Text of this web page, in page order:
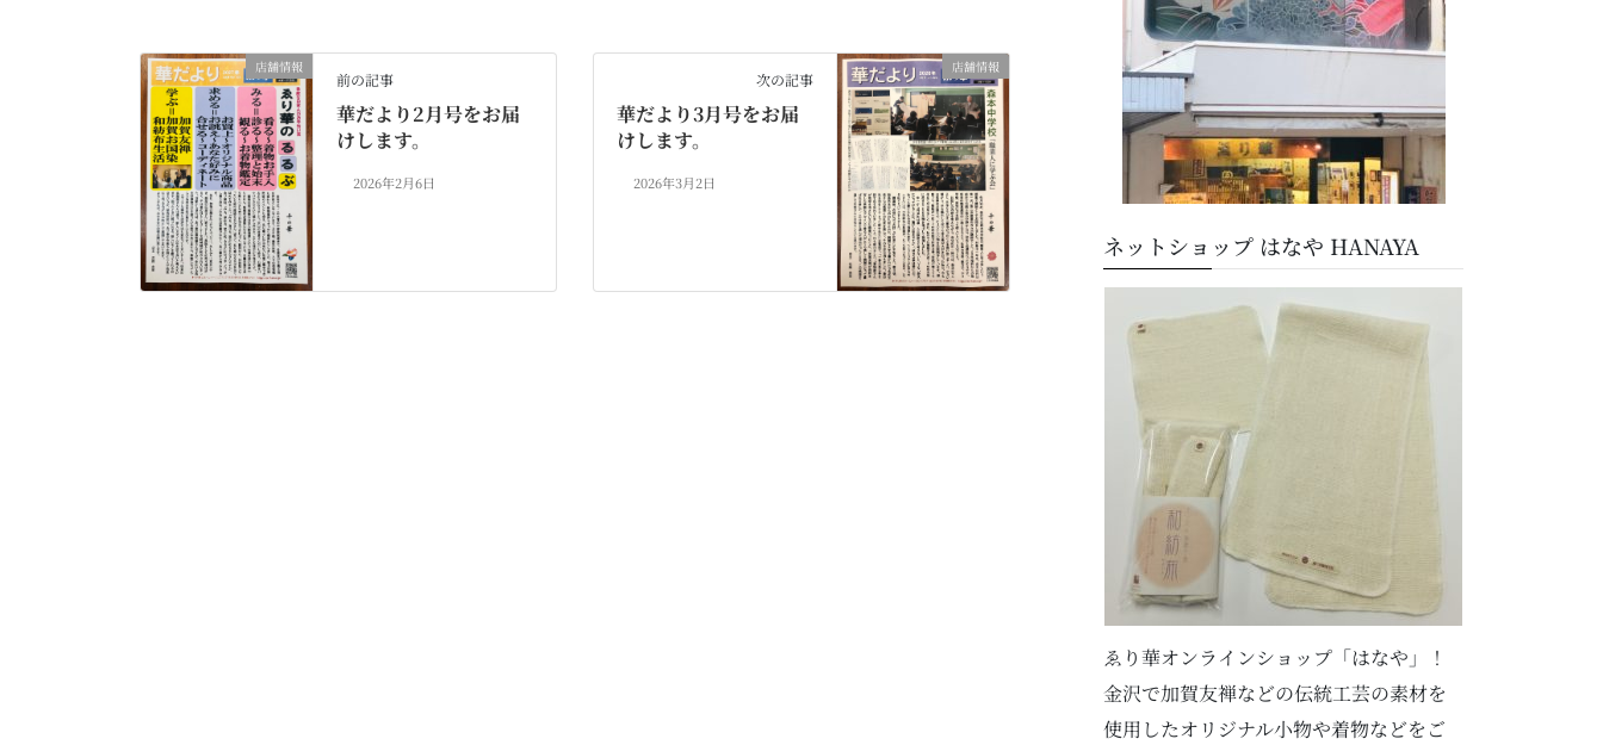
店舗情報
前の記事
華だより2月号をお届
けします。
2026年2月6日
店舗情報
次の記事
華だより3月号をお届
けします。
2026年3月2日
ネットショップ はなや HANAYA
ゑり華オンラインショップ「はなや」！
金沢で加賀友禅などの伝統工芸の素材を
使用したオリジナル小物や着物などをご